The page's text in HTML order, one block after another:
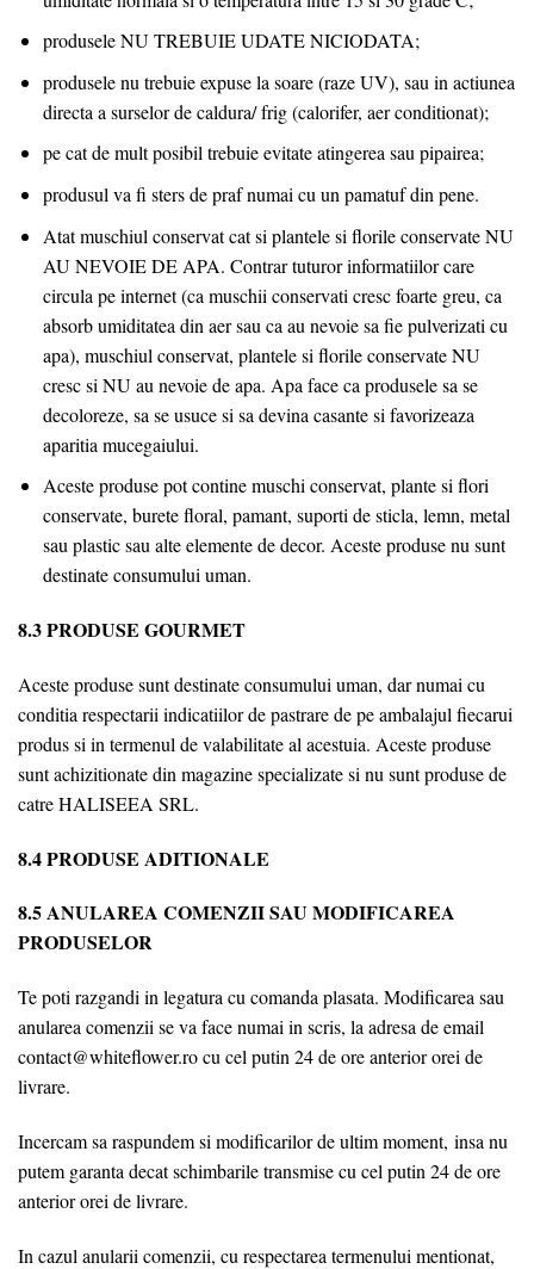
produsele NU TREBUIE UDATE NICIODATA;
produsele nu trebuie expuse la soare (raze UV), sau in actiunea
directa a surselor de caldura/ frig (calorifer, aer conditionat);
pe cat de mult posibil trebuie evitate atingerea sau pipairea;
produsul va fi sters de praf numai cu un pamatuf din pene.
Atat muschiul conservat cat si plantele si florile conservate NU
AU NEVOIE DE APA. Contrar tuturor informatiilor care
circula pe internet (ca muschii conservati cresc foarte greu, ca
absorb umiditatea din aer sau ca au nevoie sa fie pulverizati cu
apa), muschiul conservat, plantele si florile conservate NU
cresc si NU au nevoie de apa. Apa face ca produsele sa se
decoloreze, sa se usuce si sa devina casante si favorizeaza
aparitia mucegaiului.
Aceste produse pot contine muschi conservat, plante si flori
conservate, burete floral, pamant, suporti de sticla, lemn, metal
sau plastic sau alte elemente de decor. Aceste produse nu sunt
destinate consumului uman.
8.3 PRODUSE GOURMET
Aceste produse sunt destinate consumului uman, dar numai cu
conditia respectarii indicatiilor de pastrare de pe ambalajul fiecarui
produs si in termenul de valabilitate al acestuia. Aceste produse
sunt achizitionate din magazine specializate si nu sunt produse de
catre HALISEEA SRL.
8.4 PRODUSE ADITIONALE
8.5 ANULAREA COMENZII SAU MODIFICAREA
PRODUSELOR
Te poti razgandi in legatura cu comanda plasata. Modificarea sau
anularea comenzii se va face numai in scris, la adresa de email
contact@whiteflower.ro cu cel putin 24 de ore anterior orei de
livrare.
Incercam sa raspundem si modificarilor de ultim moment, insa nu
putem garanta decat schimbarile transmise cu cel putin 24 de ore
anterior orei de livrare.
In cazul anularii comenzii, cu respectarea termenului mentionat,